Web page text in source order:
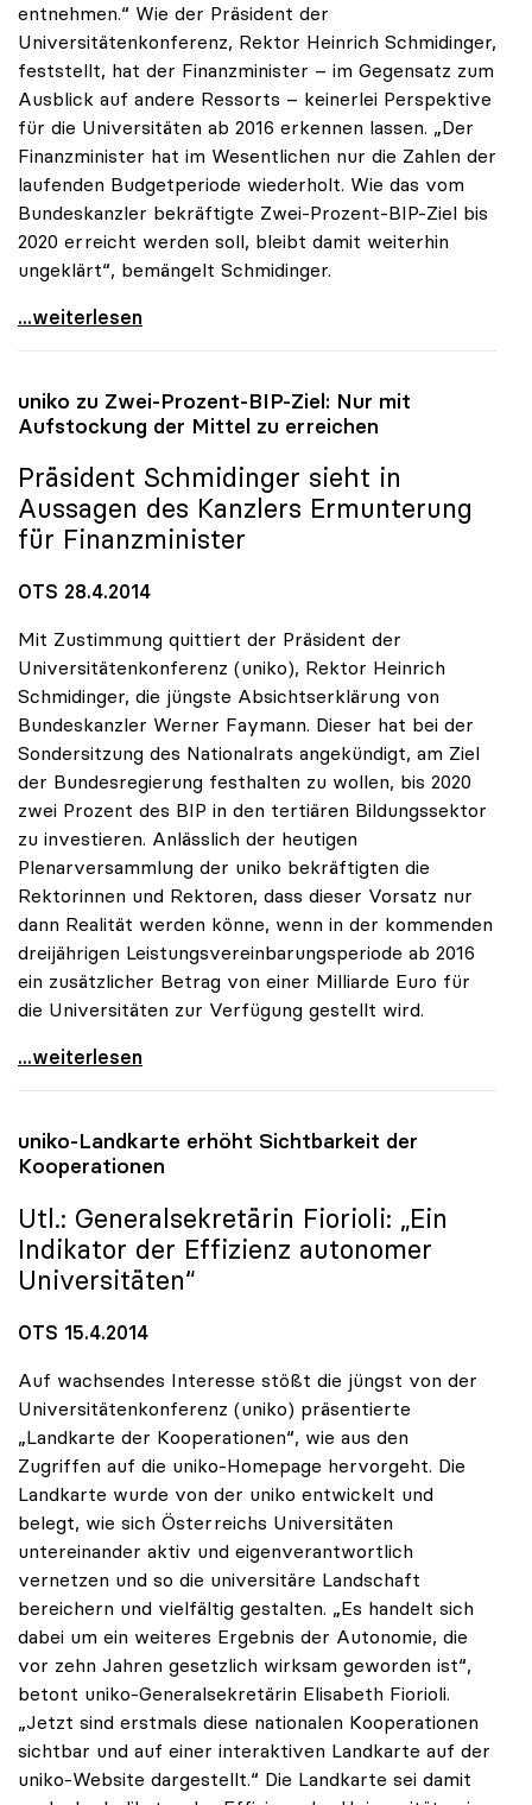
entnehmen.“ Wie der Präsident der
Universitätenkonferenz, Rektor Heinrich Schmidinger,
feststellt, hat der Finanzminister – im Gegensatz zum
Ausblick auf andere Ressorts – keinerlei Perspektive
für die Universitäten ab 2016 erkennen lassen. „Der
Finanzminister hat im Wesentlichen nur die Zahlen der
laufenden Budgetperiode wiederholt. Wie das vom
Bundeskanzler bekräftigte Zwei-Prozent-BIP-Ziel bis
2020 erreicht werden soll, bleibt damit weiterhin
ungeklärt“, bemängelt Schmidinger.
uniko zu Budgetrede: „Längerfristige Perspektive
...weiterlesen
uniko zu Zwei-Prozent-BIP-Ziel: Nur mit
Aufstockung der Mittel zu erreichen
Präsident Schmidinger sieht in
Aussagen des Kanzlers Ermunterung
für Finanzminister
OTS 28.4.2014
Mit Zustimmung quittiert der Präsident der
Universitätenkonferenz (uniko), Rektor Heinrich
Schmidinger, die jüngste Absichtserklärung von
Bundeskanzler Werner Faymann. Dieser hat bei der
Sondersitzung des Nationalrats angekündigt, am Ziel
der Bundesregierung festhalten zu wollen, bis 2020
zwei Prozent des BIP in den tertiären Bildungssektor
zu investieren. Anlässlich der heutigen
Plenarversammlung der uniko bekräftigten die
Rektorinnen und Rektoren, dass dieser Vorsatz nur
dann Realität werden könne, wenn in der kommenden
dreijährigen Leistungsvereinbarungsperiode ab 2016
ein zusätzlicher Betrag von einer Milliarde Euro für
die Universitäten zur Verfügung gestellt wird.
uniko zu Zwei-Prozent-BIP-Ziel: Nur mit
...weiterlesen
uniko-Landkarte erhöht Sichtbarkeit der
Kooperationen
Utl.: Generalsekretärin Fiorioli: „Ein
Indikator der Effizienz autonomer
Universitäten“
OTS 15.4.2014
Auf wachsendes Interesse stößt die jüngst von der
Universitätenkonferenz (uniko) präsentierte
„Landkarte der Kooperationen“, wie aus den
Zugriffen auf die uniko-Homepage hervorgeht. Die
Landkarte wurde von der uniko entwickelt und
belegt, wie sich Österreichs Universitäten
untereinander aktiv und eigenverantwortlich
vernetzen und so die universitäre Landschaft
bereichern und vielfältig gestalten. „Es handelt sich
dabei um ein weiteres Ergebnis der Autonomie, die
vor zehn Jahren gesetzlich wirksam geworden ist“,
betont uniko-Generalsekretärin Elisabeth Fiorioli.
„Jetzt sind erstmals diese nationalen Kooperationen
sichtbar und auf einer interaktiven Landkarte auf der
uniko-Website dargestellt.“ Die Landkarte sei damit